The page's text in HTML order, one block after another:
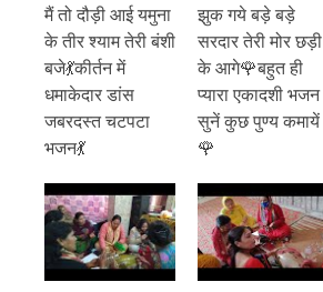
मैं तो दौड़ी आई यमुना
के तीर श्याम तेरी बंशी
बजे💃कीर्तन में
धमाकेदार डांस
जबरदस्त चटपटा
भजन💃
झुक गये बड़े बड़े
सरदार तेरी मोर छड़ी
के आगे🌹बहुत ही
प्यारा एकादशी भजन
सुनें कुछ पुण्य कमायें
🌹